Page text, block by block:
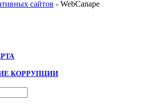
сайтов - WebCanape
КОРРУПЦИИ